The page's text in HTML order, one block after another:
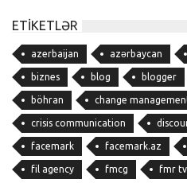
ETIKETLƏR
azerbaijan azərbaycan
biznes blog blogger
böhran change
crisis communication
facemark facemark.az
fil agency fmcg fmr tv